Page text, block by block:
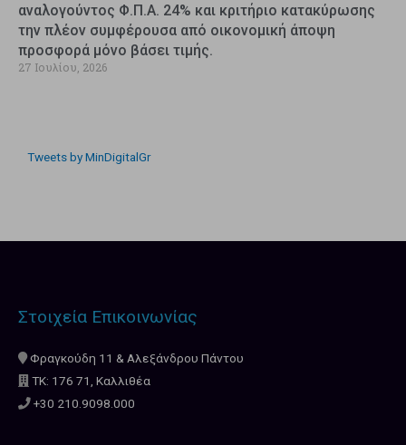
αναλογούντος Φ.Π.Α. 24% και κριτήριο κατακύρωσης
την πλέον συμφέρουσα από οικονομική άποψη
προσφορά μόνο βάσει τιμής.
27 Ιουλίου, 2026
Tweets by MinDigitalGr
Στοιχεία Επικοινωνίας
Φραγκούδη 11 & Αλεξάνδρου Πάντου
ΤΚ: 176 71, Καλλιθέα
+30 210.9098.000